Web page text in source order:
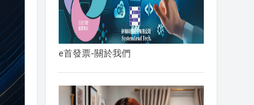
e首發票-關於我們